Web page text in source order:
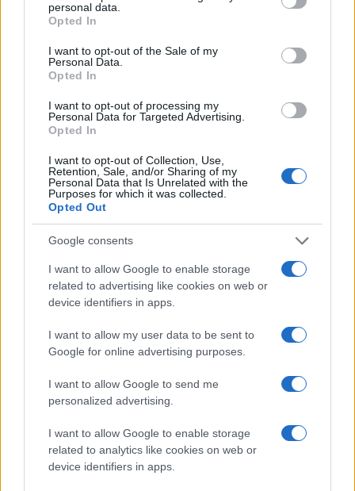
grant or deny consent to Google and its third-party tags to
use your data for below specified purposes in below Google
consent section.
personal data.
Opted In
I want to opt-out of the Sale of my
Personal Data.
Opted In
I want to opt-out of processing my
Personal Data for Targeted Advertising.
Opted In
I want to opt-out of Collection, Use,
Retention, Sale, and/or Sharing of my
Personal Data that Is Unrelated with the
Purposes for which it was collected.
Opted Out
Google consents
I want to allow Google to enable storage
related to advertising like cookies on web or
device identifiers in apps.
I want to allow my user data to be sent to
Google for online advertising purposes.
I want to allow Google to send me
personalized advertising.
I want to allow Google to enable storage
related to analytics like cookies on web or
device identifiers in apps.
in incidenti simili. “Ora vedremo cosa deciderà di fare
la procura”, conclude.
Fonte Verificata
Precedente
Fiamme a Prati: un
d’allarme per la
sicurezza urbana a
Roma
Successiva
Roma e la sfida
mentale: serve un
impegno concreto
contro le
ARTICOLI CORRELATI
Christmas World a Roma, la Capitale ospiterà il
villaggio natalizio più grande d’Europa